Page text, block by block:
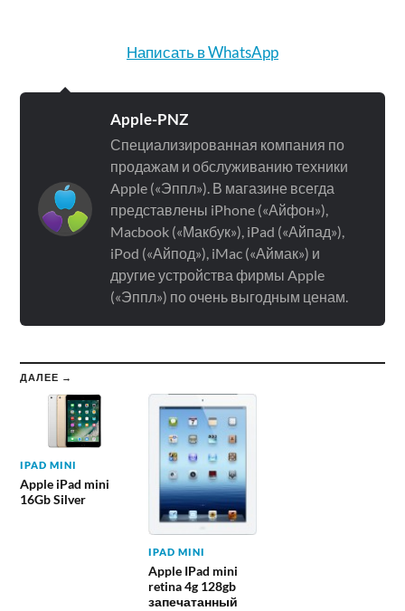
Написать в WhatsApp
Apple-PNZ
Специализированная компания по
продажам и обслуживанию техники
Apple («Эппл»). В магазине всегда
представлены iPhone («Айфон»),
Macbook («Макбук»), iPad («Айпад»),
iPod («Айпод»), iMac («Аймак») и
другие устройства фирмы Apple
(«Эппл») по очень выгодным ценам.
ДАЛЕЕ →
IPAD MINI
Apple iPad mini
16Gb Silver
IPAD MINI
Apple IPad mini
retina 4g 128gb
запечатанный